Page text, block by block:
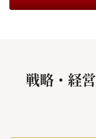
戦略・経